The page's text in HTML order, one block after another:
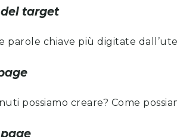
target
parole chiave più digitate
possiamo creare? Come